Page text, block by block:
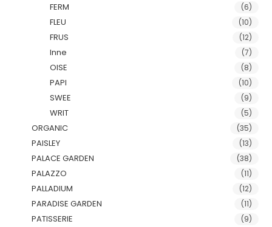
FERM (6)
FLEU (10)
FRUS (12)
Inne (7)
OISE (8)
PAPI (10)
SWEE (9)
WRIT (5)
ORGANIC (35)
PAISLEY (13)
PALACE GARDEN (38)
PALAZZO (11)
PALLADIUM (12)
PARADISE GARDEN (11)
PATISSERIE (9)